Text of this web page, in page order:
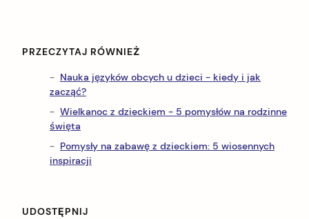
PRZECZYTAJ RÓWNIEŻ
Nauka języków obcych u dzieci - kiedy i jak
zacząć?
Wielkanoc z dzieckiem - 5 pomysłów na rodzinne
święta
Pomysły na zabawę z dzieckiem: 5 wiosennych
inspiracji
UDOSTĘPNIJ